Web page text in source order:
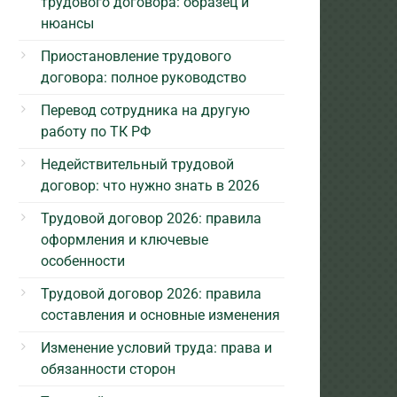
нюансы
Приостановление трудового
договора: полное руководство
Перевод сотрудника на другую
работу по ТК РФ
Недействительный трудовой
договор: что нужно знать в 2026
Трудовой договор 2026: правила
оформления и ключевые
особенности
Трудовой договор 2026: правила
составления и основные изменения
Изменение условий труда: права и
обязанности сторон